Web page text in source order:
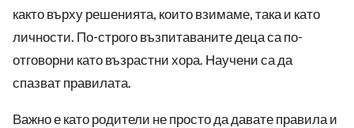
както върху решенията, които взимаме, така и като
личности. По-строго възпитаваните деца са по-
отговорни като възрастни хора. Научени са да
спазват правилата.
Важно е като родители не просто да давате правила и